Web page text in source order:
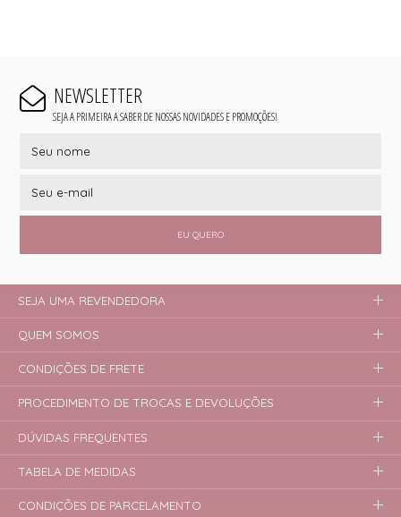
NEWSLETTER
SEJA A PRIMEIRA A SABER DE NOSSAS NOVIDADES E PROMOÇÕES!
EU QUERO
SEJA UMA REVENDEDORA
QUEM SOMOS
CONDIÇÕES DE FRETE
PROCEDIMENTO DE TROCAS E DEVOLUÇÕES
DÚVIDAS FREQUENTES
TABELA DE MEDIDAS
CONDIÇÕES DE PARCELAMENTO